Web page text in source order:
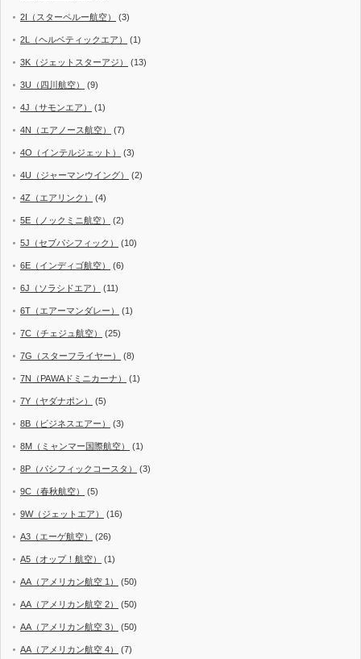
2I（スターペルー航空） (3)
2L（ヘルベティックエア） (1)
3K（ジェットスターアジ） (13)
3U（四川航空） (9)
4J（サモンエア） (1)
4N（エアノース航空） (7)
4O（インテルジェット） (3)
4U（ジャーマンウイング） (2)
4Z（エアリンク） (4)
5E（ノックミニ航空） (2)
5J（セブパシフィック） (10)
6E（インディゴ航空） (6)
6J（ソラシドエア） (11)
6T（エアーマンダレー） (1)
7C（チェジュ航空） (25)
7G（スターフライヤー） (8)
7N（PAWAドミニカーナ） (1)
7Y（ヤダナポン） (5)
8B（ビジネスエアー） (3)
8M（ミャンマー国際航空） (1)
8P（パシフィックコースタ） (3)
9C（春秋航空） (5)
9W（ジェットエア） (16)
A3（エーゲ航空） (26)
A5（オップ！航空） (1)
AA（アメリカン航空 1） (50)
AA（アメリカン航空 2） (50)
AA（アメリカン航空 3） (50)
AA（アメリカン航空 4） (7)